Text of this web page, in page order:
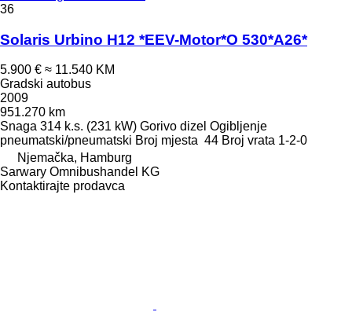
36
Solaris Urbino H12 *EEV-Motor*O 530*A26*
5.900 € ≈ 11.540 KM
Gradski autobus
2009
951.270 km
Snaga 314 k.s. (231 kW) Gorivo dizel Ogibljenje
pneumatski/pneumatski Broj mjesta 44 Broj vrata 1-2-0
Njemačka, Hamburg
Sarwary Omnibushandel KG
Kontaktirajte prodavca